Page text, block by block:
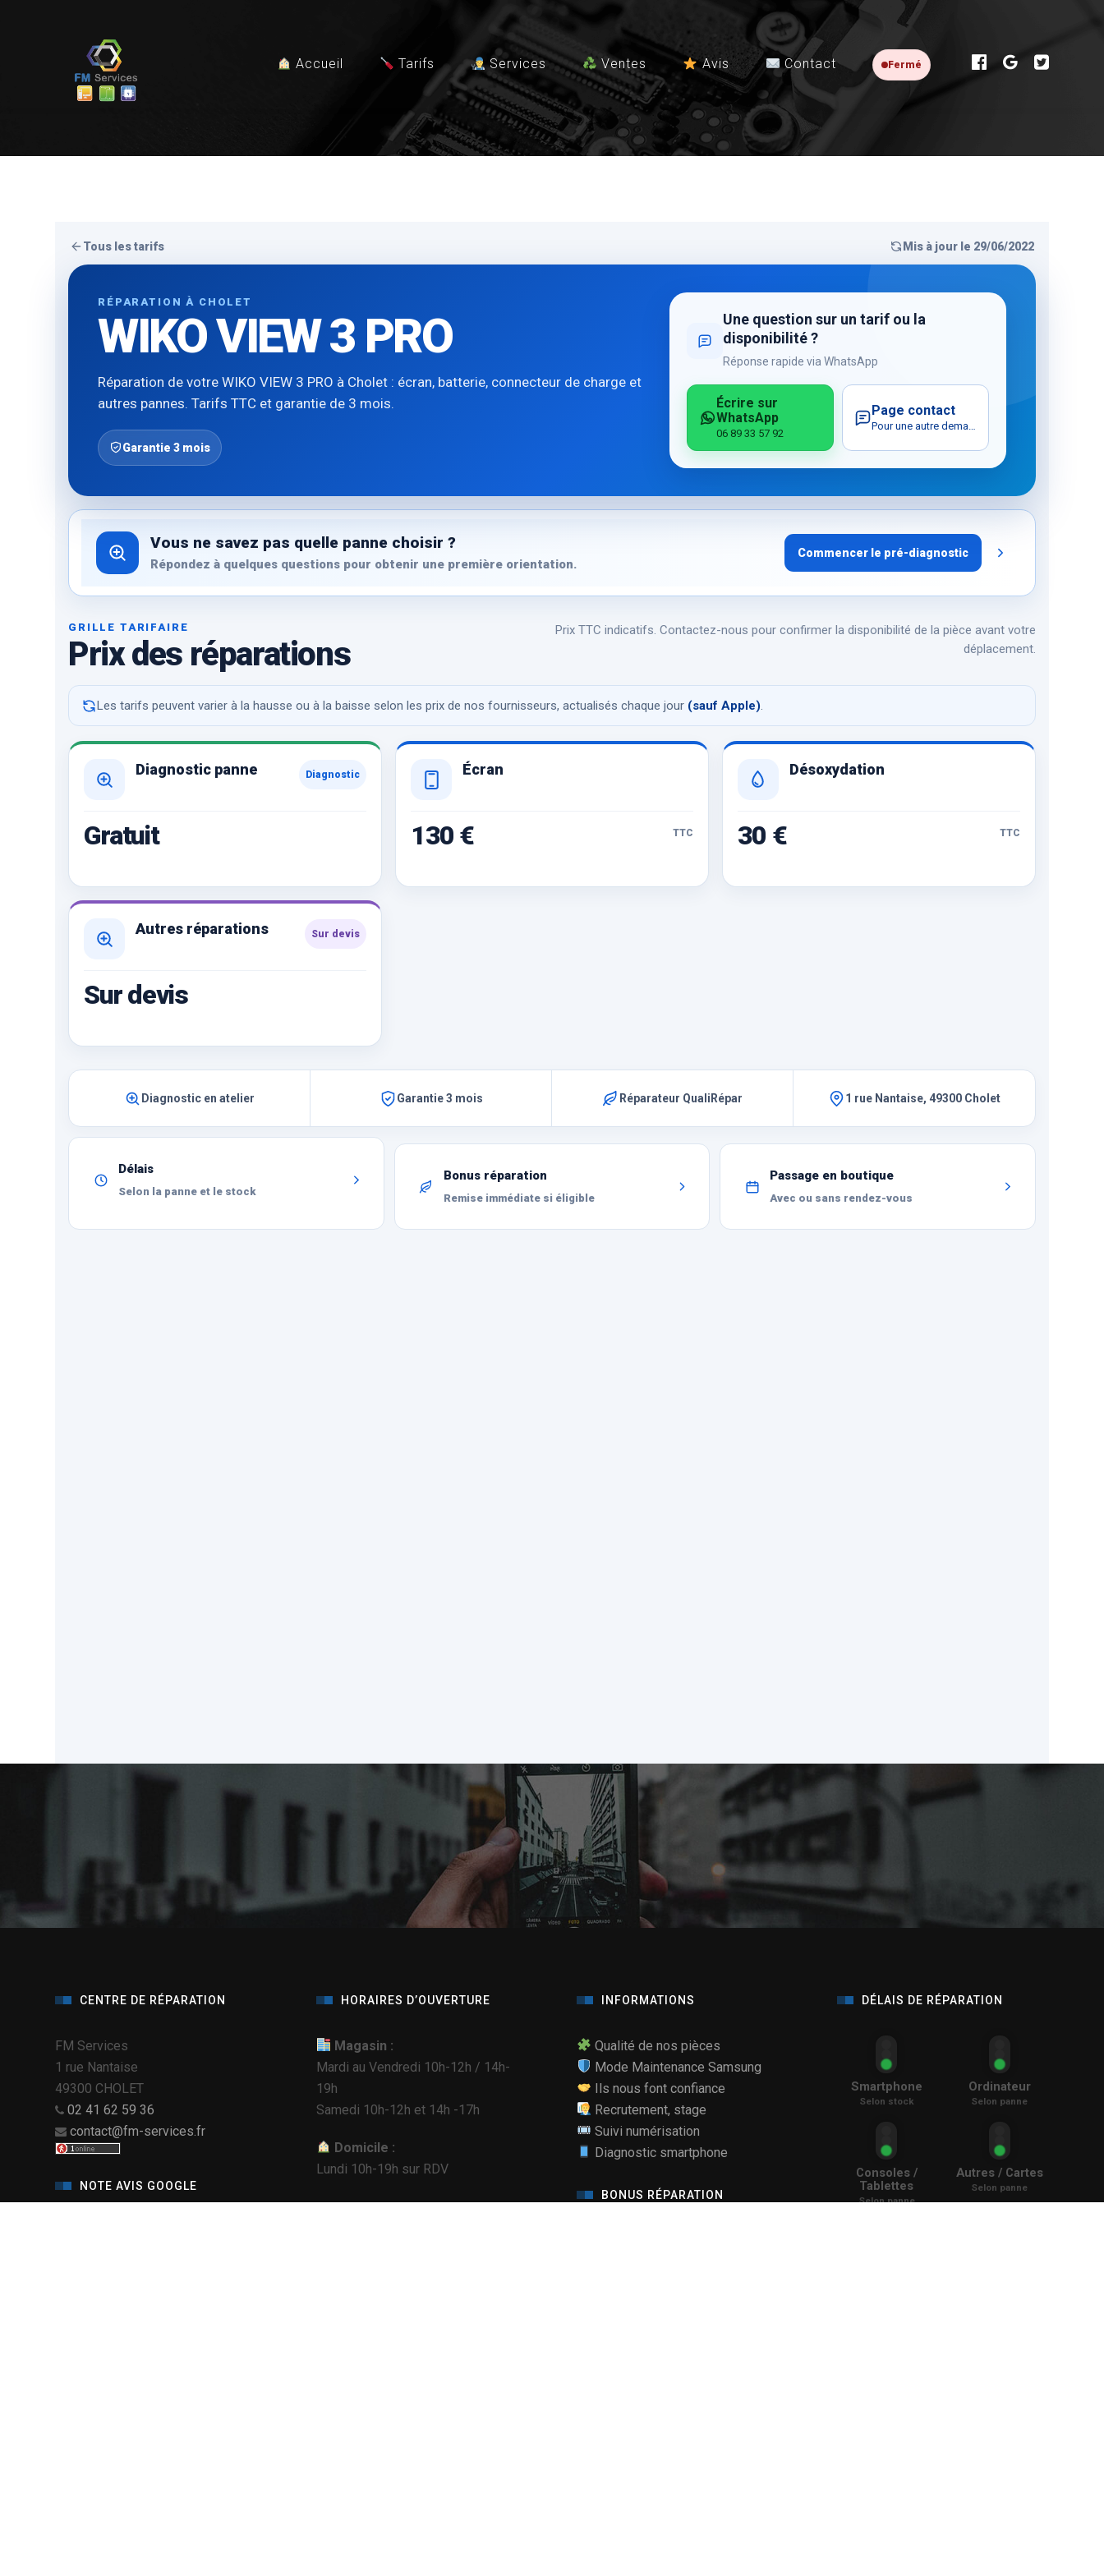
Accueil Tarifs Services Ventes Avis Contact Fermé
Tous les tarifs Mis à jour le 29/06/2022
RÉPARATION À CHOLET
WIKO VIEW 3 PRO
Réparation de votre WIKO VIEW 3 PRO à Cholet : écran, batterie, connecteur de charge et
autres pannes. Tarifs TTC et garantie de 3 mois.
Garantie 3 mois
Une question sur un tarif ou la
disponibilité ?
Réponse rapide via WhatsApp
Écrire sur
WhatsApp
06 89 33 57 92
Page contact
Pour une autre demande
Vous ne savez pas quelle panne choisir ?
Répondez à quelques questions pour obtenir une première orientation.
Commencer le pré-diagnostic
GRILLE TARIFAIRE
Prix des réparations
Prix TTC indicatifs. Contactez-nous pour confirmer la disponibilité de la pièce avant votre
déplacement.
Les tarifs peuvent varier à la hausse ou à la baisse selon les prix de nos fournisseurs, actualisés chaque jour (sauf Apple).
Diagnostic panne Diagnostic
Gratuit
Écran
130 € TTC
Désoxydation
30 € TTC
Autres réparations Sur devis
Sur devis
Diagnostic en atelier Garantie 3 mois Réparateur QualiRépar 1 rue Nantaise, 49300 Cholet
Délais
Selon la panne et le stock
Bonus réparation
Remise immédiate si éligible
Passage en boutique
Avec ou sans rendez-vous
CENTRE DE RÉPARATION
FM Services
1 rue Nantaise
49300 CHOLET
02 41 62 59 36
contact@fm-services.fr
NOTE AVIS GOOGLE
HORAIRES D’OUVERTURE
Magasin :
Mardi au Vendredi 10h-12h / 14h-
19h
Samedi 10h-12h et 14h -17h
Domicile :
Lundi 10h-19h sur RDV
INFORMATIONS
Qualité de nos pièces
Mode Maintenance Samsung
Ils nous font confiance
Recrutement, stage
Suivi numérisation
Diagnostic smartphone
BONUS RÉPARATION
DÉLAIS DE RÉPARATION
Smartphone
Selon stock
Ordinateur
Selon panne
Consoles /
Tablettes
Selon panne
Autres / Cartes
Selon panne